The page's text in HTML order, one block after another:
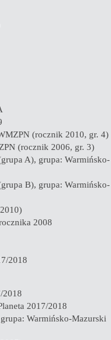
(rocznik 2010, gr. 4)
(rocznik 2006, gr. 3)
A), grupa: Warmińsko-
B), grupa: Warmińsko-
2008
2018
2018
2017/2018
Warmińsko-Mazurski